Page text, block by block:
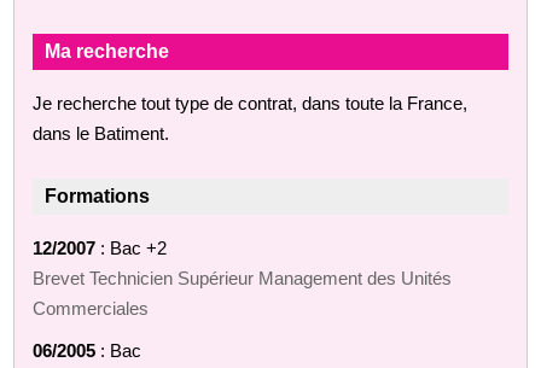
Ma recherche
Je recherche tout type de contrat, dans toute la France,
dans le Batiment.
Formations
12/2007 : Bac +2
Brevet Technicien Supérieur Management des Unités
Commerciales
06/2005 : Bac